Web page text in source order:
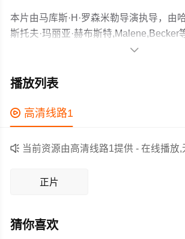
本片由马库斯·H·罗森米勒导演执导，由
斯托夫·玛丽亚·赫布斯特,Malene,Becker
跌岩起伏、扣人心弦，领广大喜剧片爱好
伯特负责。当有人提议为俱乐部成员埃
速演变为关乎社会与个人冲突的激烈辩论
部的存续。
作为一部 上映的喜剧电影，在当期同类题
定的看点，在演员表现和剧情架构上也都
剧情紧凑，角色塑造鲜明，适合喜欢喜剧

播放列表
 高清线路1
 当前资源由高清线路1提供 - 在线播放
正片
猜你喜欢